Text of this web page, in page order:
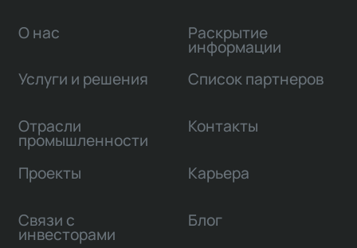
О нас
Услуги и решения
Отрасли
промышленности
Проекты
Связи с
инвесторами
Раскрытие
информации
Список партнеров
Контакты
Карьера
Блог